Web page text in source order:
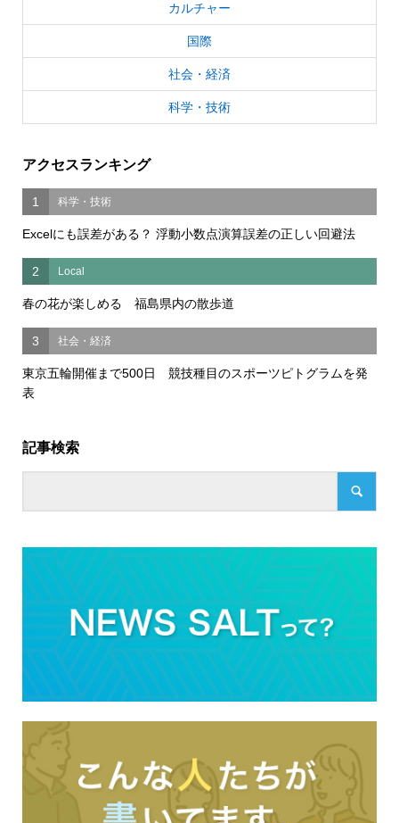
カルチャー
国際
社会・経済
科学・技術
アクセスランキング
1 科学・技術
Excelにも誤差がある？ 浮動小数点演算誤差の正しい回避法
2 Local
春の花が楽しめる 福島県内の散歩道
3 社会・経済
東京五輪開催まで500日 競技種目のスポーツピトグラムを発
表
記事検索